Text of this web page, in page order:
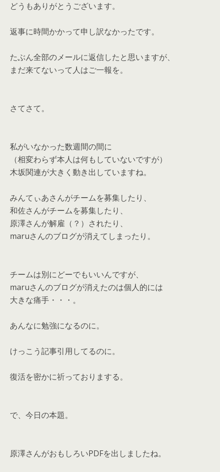
どうもありがとうございます。
返事に時間かかって申し訳なかったです。
たぶん全部のメールに返信したと思いますが、
まだ来てないって人はご一報を。
さてさて。
私がいなかった数週間の間に
（相変わらず本人は何もしていないですが）
木坂関連が大きく動き出していますね。
みんてぃあさんがチームを募集したり、
和佐さんがチームを募集したり、
原澤さんが解雇（？）されたり、
maruさんのブログが消えてしまったり。
チームは別にどーでもいいんですが、
maruさんのブログが消えたのは個人的には
大きな痛手・・・。
あんなに勉強になるのに。
けっこう記事引用してるのに。
復活を密かに祈っておりまする。
で、今日の本題。
原澤さんがおもしろいPDFを出しましたね。